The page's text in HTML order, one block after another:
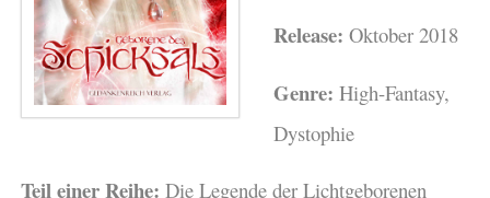
Release: Oktober 2018
Genre: High-Fantasy,
Dystophie
Teil einer Reihe:Die Legende der Lichtgeborenen